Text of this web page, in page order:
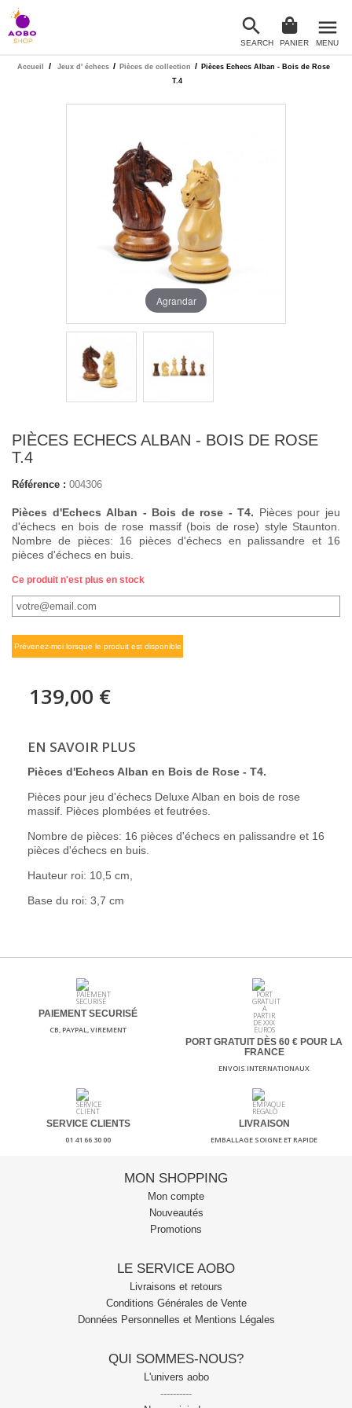
Accueil / Jeux d' échecs / Pièces de collection /
Pièces Echecs Alban - Bois de Rose
T.4
Agrandar
PIÈCES ECHECS ALBAN - BOIS DE ROSE
T.4
Référence : 004306
Pièces d'Echecs Alban - Bois de rose - T4. Pièces pour jeu
d'échecs en bois de rose massif (bois de rose) style Staunton.
Nombre de pièces: 16 pièces d'échecs en palissandre et 16
pièces d'échecs en buis.
Ce produit n'est plus en stock
Prévenez-moi lorsque le produit est disponible
139,00 €
EN SAVOIR PLUS
Pièces d'Echecs Alban en Bois de Rose - T4.
Pièces pour jeu d'échecs Deluxe Alban en bois de rose
massif. Pièces plombées et feutrées.
Nombre de pièces: 16 pièces d'échecs en palissandre et 16
pièces d'échecs en buis.
Hauteur roi: 10,5 cm,
Base du roi: 3,7 cm
PAIEMENT SECURISÉ
CB, PAYPAL, VIREMENT
PORT GRATUIT DÈS 60 € POUR LA
FRANCE
ENVOIS INTERNATIONAUX
SERVICE CLIENTS
01 41 66 30 00
LIVRAISON
EMBALLAGE SOIGNE ET RAPIDE
MON SHOPPING
Mon compte
Nouveautés
Promotions
LE SERVICE AOBO
Livraisons et retours
Conditions Générales de Vente
Données Personnelles et Mentions Légales
QUI SOMMES-NOUS?
L'univers aobo
----------

SEARCH PANIER
menu
MENU
